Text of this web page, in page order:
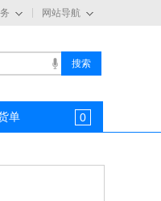
网站导航
单 0